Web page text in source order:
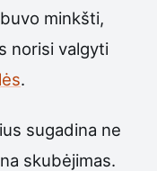
minkšti,
norisi valgyti
.
sugadina ne
skubėjimas.